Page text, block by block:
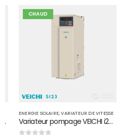
CHAUD
ENERGIE SOLAIRE, VARIATEUR DE VITESSE
Variateur pompage VEICHI i23 7,5 kW 3PH